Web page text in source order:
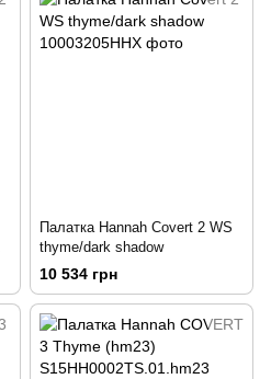
Палатка Hannah Covert 2 WS
thyme/dark shadow
10 534 грн